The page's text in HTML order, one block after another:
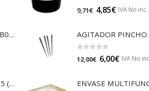
BOLSA BASURA INDUSTRIAL AZUL (B014A)
BOLSA BASURA INDUSTRIAL ROJA 85 (B014)
out of 5
9,71€ 4,85€ IVA No inc.
AGITADOR
out of 5
12,00€ 6,00€ IVA No